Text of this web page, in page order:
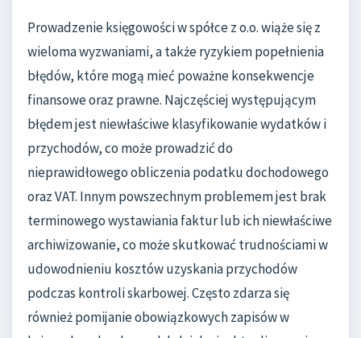
Prowadzenie księgowości w spółce z o.o. wiąże się z
wieloma wyzwaniami, a także ryzykiem popełnienia
błędów, które mogą mieć poważne konsekwencje
finansowe oraz prawne. Najczęściej występującym
błędem jest niewłaściwe klasyfikowanie wydatków i
przychodów, co może prowadzić do
nieprawidłowego obliczenia podatku dochodowego
oraz VAT. Innym powszechnym problemem jest brak
terminowego wystawiania faktur lub ich niewłaściwe
archiwizowanie, co może skutkować trudnościami w
udowodnieniu kosztów uzyskania przychodów
podczas kontroli skarbowej. Często zdarza się
również pomijanie obowiązkowych zapisów w